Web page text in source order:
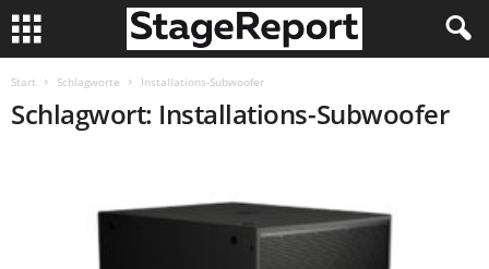
Start Schlagworte Installations-Subwoofer
Schlagwort: Installations-Subwoofer